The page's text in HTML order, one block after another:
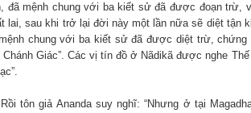
đã mệnh chung với ba kiết sử đã được đoạn trừ,
lai, sau khi trở lại đời này một lần nữa sẽ diệt tận
chung với ba kiết sử đã được diệt trừ,
Chánh Giác”. Các vị tín đồ ở Nãdikã được nghe
tôn giả Ananda suy nghĩ: “Nhưng ở tại